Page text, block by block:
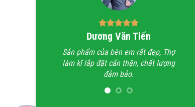
Dương Văn Tiến
Sản phẩm của bên em rất đẹp, Thợ
làm kĩ lắp đặt cẩn thận, chất lượng
đảm bảo.
họ